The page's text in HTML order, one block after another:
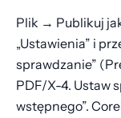
Plik → Publikuj
„Ustawienia” i
sprawdzanie”
PDF/X-4. Ustaw
wstępnego”.